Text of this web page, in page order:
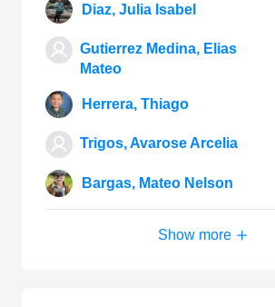
Diaz, Julia Isabel
Gutierrez Medina, Elias
Mateo
Herrera, Thiago
Trigos, Avarose Arcelia
Bargas, Mateo Nelson
Show more